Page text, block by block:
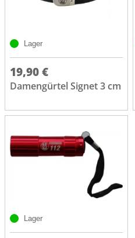
Lager
19,90 €
Damengürtel Signet 3 cm
Lager